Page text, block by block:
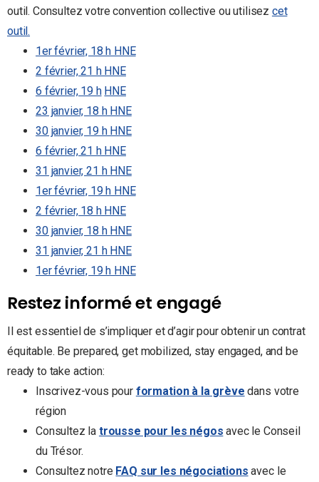
outil. Consultez votre convention collective ou utilisez cet
outil.
1er février, 18 h HNE
2 février, 21 h HNE
6 février, 19 h HNE
23 janvier, 18 h HNE
30 janvier, 19 h HNE
6 février, 21 h HNE
31 janvier, 21 h HNE
1er février, 19 h HNE
2 février, 18 h HNE
30 janvier, 18 h HNE
31 janvier, 21 h HNE
1er février, 19 h HNE
Restez informé et engagé
Il est essentiel de s’impliquer et d’agir pour obtenir un contrat
équitable. Be prepared, get mobilized, stay engaged, and be
ready to take action:
Inscrivez-vous pour formation à la grève dans votre
région
Consultez la trousse pour les négos avec le Conseil
du Trésor.
Consultez notre FAQ sur les négociations avec le